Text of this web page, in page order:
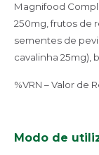
Magnifood
250mg, frutos de
sementes de
cavalinha 25mg),
%VRN – Valor de
Modo de